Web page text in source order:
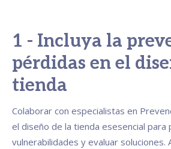
1 - Incluya la
pérdidas en el
tienda
Colaborar con especialistas en
el diseño de la tienda esesencial
vulnerabilidades y evaluar soluciones.